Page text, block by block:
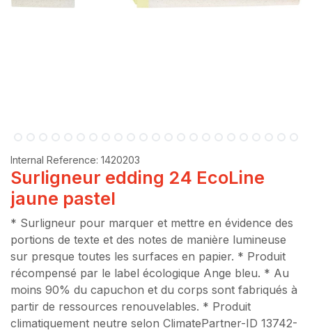
Internal Reference: 1420203
Surligneur edding 24 EcoLine
jaune pastel
* Surligneur pour marquer et mettre en évidence des
portions de texte et des notes de manière lumineuse
sur presque toutes les surfaces en papier. * Produit
récompensé par le label écologique Ange bleu. * Au
moins 90% du capuchon et du corps sont fabriqués à
partir de ressources renouvelables. * Produit
climatiquement neutre selon ClimatePartner-ID 13742-